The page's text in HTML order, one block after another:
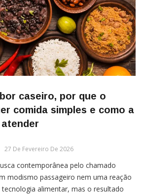
caseiro, por que o
comida simples e como a
27 De Fevereiro De 2026
contemporânea pelo chamado
modismo passageiro nem uma reação
alimentar, mas o resultado